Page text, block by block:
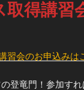
取得講習
習会のお申込みは
登竜門！参加す